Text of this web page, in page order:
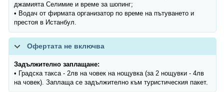
джамията Селимие и време за шопинг;
• Водач от фирмата организатор по време на пътуването и
престоя в Истанбул.
Офертата не включва
Задължително заплащане:
• Градска такса - 2лв на човек на нощувка (за 2 нощувки - 4лв
на човек). Заплаща се задължително към туристическия пакет.